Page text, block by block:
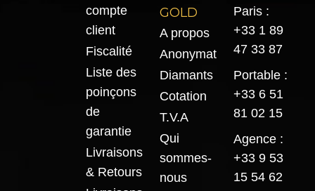
compte
client
Fiscalité
Liste des
poinçons
de
garantie
Livraisons
& Retours
GOLD
A propos
Anonymat
Diamants
Cotation
T.V.A
Qui
sommes-
nous
Paris :
+33 1 89
47 33 87
Portable :
+33 6 51
81 02 15
Agence :
+33 9 53
15 54 62